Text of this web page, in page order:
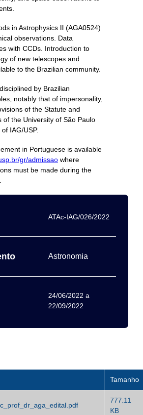
in Astrophysics II (AGA0524)
observations. Data
with CCDs. Introduction to
of new telescopes and
to the Brazilian community.
by Brazilian
notably that of impersonality,
of the Statute and
of the University of São Paulo
IAG/USP.
in Portuguese is available
gr/admissao where
must be made during the
ATAc-IAG/026/2022
Astronomia
24/06/2022 a
22/09/2022
Tamanho
777.11
KB